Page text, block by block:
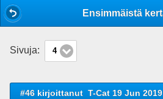
Sivuja: 4
#46 kirjoittanut T-Cat 19 Jun 2019